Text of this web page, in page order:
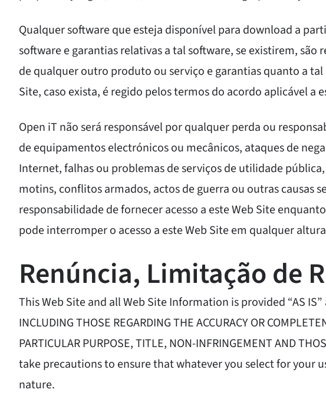
Qualquer software que esteja disponível para download a
software e garantias relativas a tal software, se existirem,
de qualquer outro produto ou serviço e garantias quanto a
Site, caso exista, é regido pelos termos do acordo aplicável a
Open iT não será responsável por qualquer perda ou
de equipamentos electrónicos ou mecânicos, ataques de
Internet, falhas ou problemas de serviços de utilidade
motins, conflitos armados, actos de guerra ou outras causas
responsabilidade de fornecer acesso a este Web Site
pode interromper o acesso a este Web Site em qualquer
Renúncia, Limitação de
This Web Site and all Web Site Information is provided “AS IS”
INCLUDING THOSE REGARDING THE ACCURACY OR
PARTICULAR PURPOSE, TITLE, NON-INFRINGEMENT AND
take precautions to ensure that whatever you select for your
nature.